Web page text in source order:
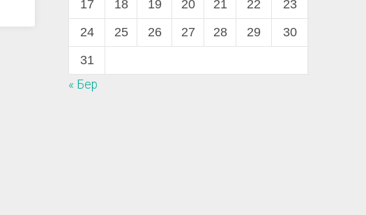
17
18 19 20 21 22
23
24
25 26 27 28 29
30
31
« Бер